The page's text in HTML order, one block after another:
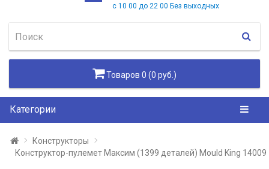
с 10 00 до 22 00 Без выходных
Товаров 0 (0 руб.)
Категории
Конструкторы
Конструктор-пулемет Максим (1399 деталей) Mould King 14009